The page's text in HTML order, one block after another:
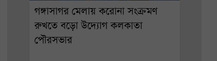
গঙ্গাসাগর মেলায় করোনা সংক্রমণ
রুখতে বড়ো উদ্যোগ কলকাতা
পৌরসভার